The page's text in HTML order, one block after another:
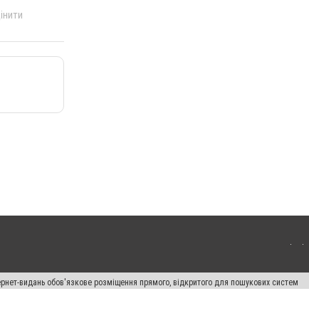
видань обов'язкове розміщення прямого, відкритого для пошукових систем